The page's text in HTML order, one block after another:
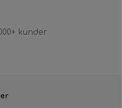
kunder